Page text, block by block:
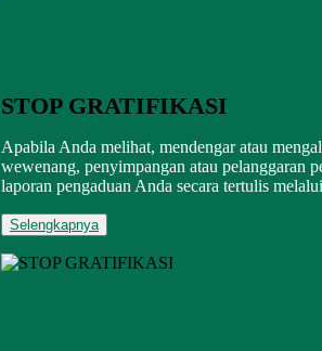
STOP GRATIFIKASI
Apabila Anda melihat, mendengar atau
wewenang, penyimpangan atau pelanggaran
laporan pengaduan Anda secara tertulis
Selengkapnya